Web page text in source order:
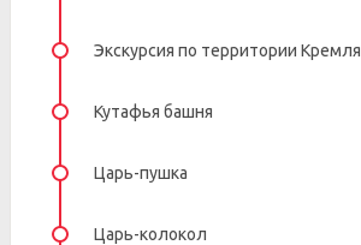
Экскурсия по территории Кремля
Кутафья башня
Царь-пушка
Царь-колокол